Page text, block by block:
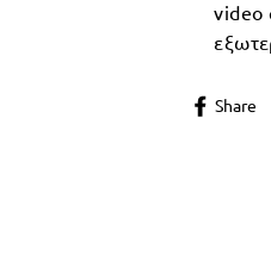
video
Share